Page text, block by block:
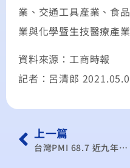
業、交通工具產業、食
業與化學暨生技醫療產業
資料來源：工商時報
記者：呂清郎
上一篇
台灣PMI 68.7 近九年最猛